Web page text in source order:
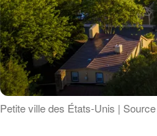
Petite ville des États-Unis |